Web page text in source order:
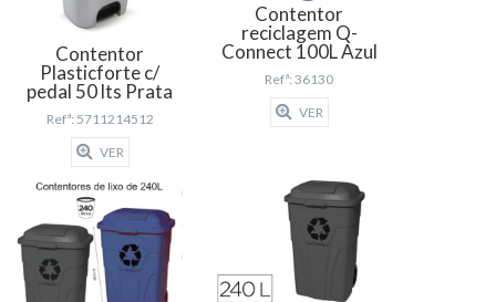
Contentor
Plasticforte c/
pedal 50 lts Prata
Refª: 5711214512
VER
Contentor
reciclagem Q-
Connect 100L Azul
Refª: 36130
VER